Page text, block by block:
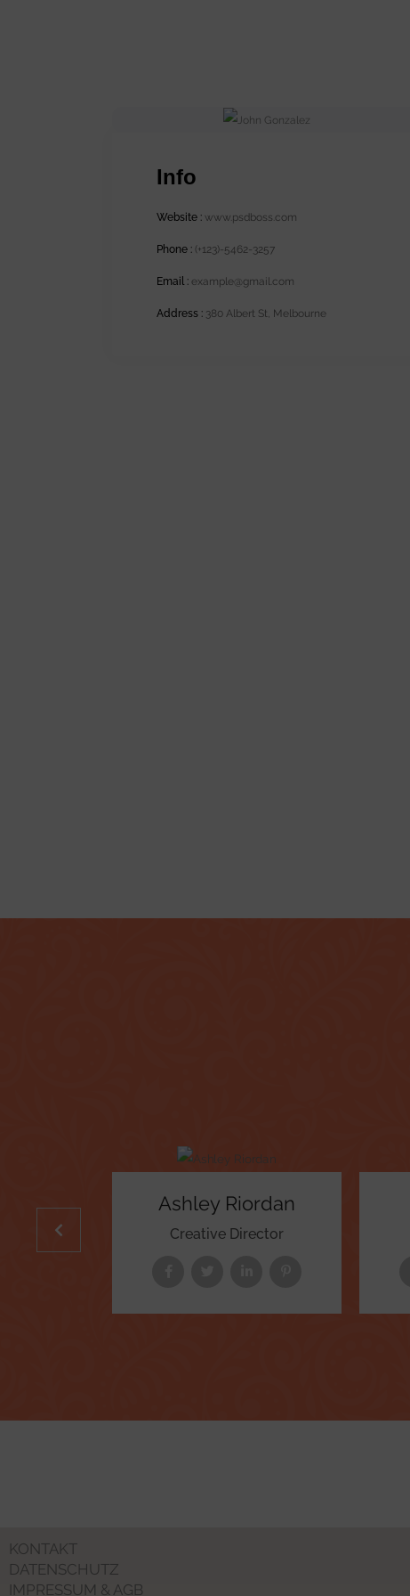
Info
Website : www.psdboss.com
Phone : (+123)-5462-3257
Email : example@gmail.com
Address : 380 Albert St, Melbourne
Ashley Riordan
Creative Director
KONTAKT
DATENSCHUTZ
IMPRESSUM & AGB